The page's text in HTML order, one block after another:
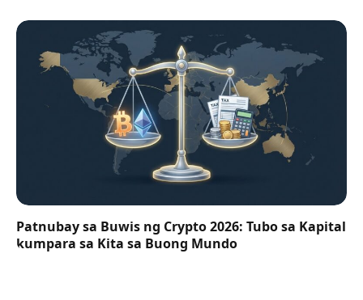
Patnubay sa Buwis ng Crypto 2026: Tubo sa Kapital
kumpara sa Kita sa Buong Mundo